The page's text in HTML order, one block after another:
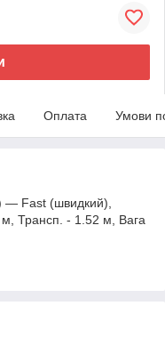
Оплата Умови
— Fast (швидкий),
м, Трансп. - 1.52 м, Вага